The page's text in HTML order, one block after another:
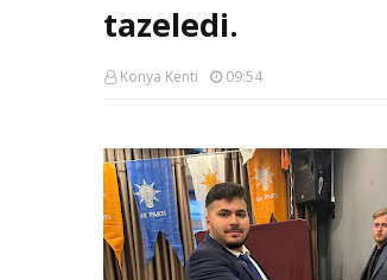
tazeledi.
Konya Kenti 09:54